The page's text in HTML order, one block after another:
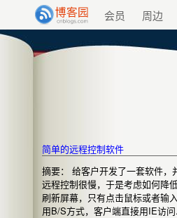
会员 周边
简单的远程控制软件
摘要： 给客户开发了一套软件，
远程控制很慢，于是考虑如何降
刷新屏幕，只有点击鼠标或者输
用B/S方式，客户端直接用IE访